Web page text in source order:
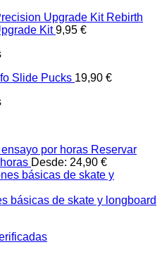
Rebirth
Kit 9,95 €
Slide Pucks 19,90 €
Reservar
Desde: 24,90 €
básicas de skate y longboard